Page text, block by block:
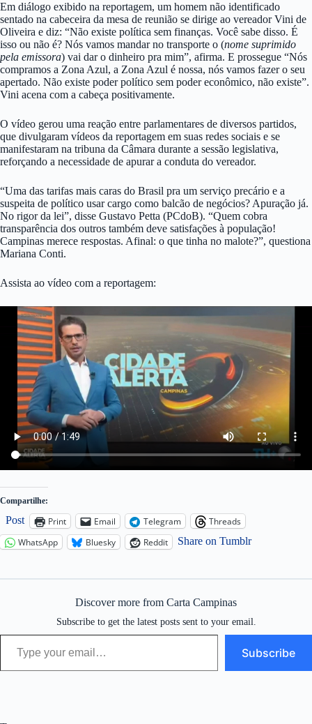
Em diálogo exibido na reportagem, um homem não identificado
sentado na cabeceira da mesa de reunião se dirige ao vereador Vini de
Oliveira e diz: “Não existe política sem finanças. Você sabe disso. É
isso ou não é? Nós vamos mandar no transporte o (nome suprimido
pela emissora) vai dar o dinheiro pra mim”, afirma. E prossegue “Nós
compramos a Zona Azul, a Zona Azul é nossa, nós vamos fazer o seu
apertado. Não existe poder político sem poder econômico, não existe”.
Vini acena com a cabeça positivamente.
O vídeo gerou uma reação entre parlamentares de diversos partidos,
que divulgaram vídeos da reportagem em suas redes sociais e se
manifestaram na tribuna da Câmara durante a sessão legislativa,
reforçando a necessidade de apurar a conduta do vereador.
“Uma das tarifas mais caras do Brasil pra um serviço precário e a
suspeita de político usar cargo como balcão de negócios? Apuração já.
No rigor da lei”, disse Gustavo Petta (PCdoB). “Quem cobra
transparência dos outros também deve satisfações à população!
Campinas merece respostas. Afinal: o que tinha no malote?”, questiona
Mariana Conti.
Assista ao vídeo com a reportagem:
Compartilhe:
Post Print Email Telegram
Threads
WhatsApp
Bluesky Reddit Share on Tumblr
Discover more from Carta Campinas
Subscribe to get the latest posts sent to your email.
Type your email…
Subscribe